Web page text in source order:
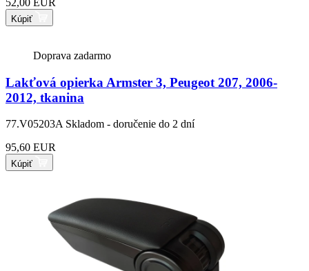
52,00 EUR
Kúpiť
Doprava zadarmo
Lakťová opierka Armster 3, Peugeot 207, 2006-
2012, tkanina
77.V05203A Skladom - doručenie do 2 dní
95,60 EUR
Kúpiť